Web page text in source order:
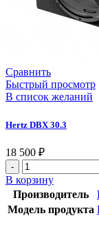
Сравнить
Быстрый просмотр
В список желаний
Hertz DBX 30.3
18 500 ₽
В корзину
Производитель
Модель продукта